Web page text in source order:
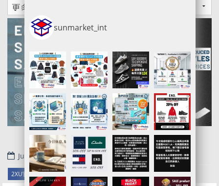
July 2, 2020
2XU官網代購/代運/集運服務指南 | Clearance 貨品8折優惠 .
sunmarket_int